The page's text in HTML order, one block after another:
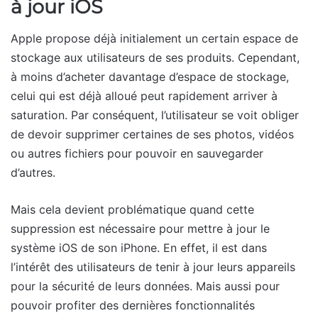
à jour iOS
Apple propose déjà initialement un certain espace de
stockage aux utilisateurs de ses produits. Cependant,
à moins d’acheter davantage d’espace de stockage,
celui qui est déjà alloué peut rapidement arriver à
saturation. Par conséquent, l’utilisateur se voit obliger
de devoir supprimer certaines de ses photos, vidéos
ou autres fichiers pour pouvoir en sauvegarder
d’autres.
Mais cela devient problématique quand cette
suppression est nécessaire pour mettre à jour le
système iOS de son iPhone. En effet, il est dans
l’intérêt des utilisateurs de tenir à jour leurs appareils
pour la sécurité de leurs données. Mais aussi pour
pouvoir profiter des dernières fonctionnalités